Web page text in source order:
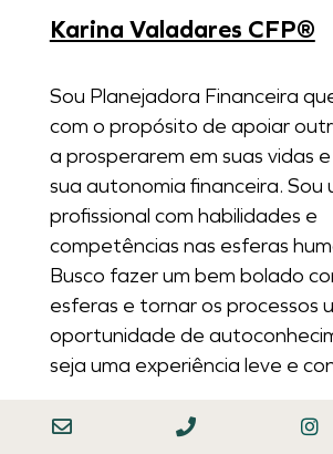
Karina Valadares CFP®
Sou Planejadora Financeira
com o propósito de apoiar
a prosperarem em suas vidas
sua autonomia financeira. Sou
profissional com habilidades e
competências nas esferas
Busco fazer um bem bolado
esferas e tornar os processos
oportunidade de
seja uma experiência leve e
Tenho muito conhecimento